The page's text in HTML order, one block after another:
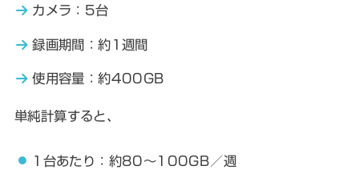
カメラ：5台
録画期間：約1週間
使用容量：約400GB
単純計算すると、
1台あたり：約80〜100GB／週